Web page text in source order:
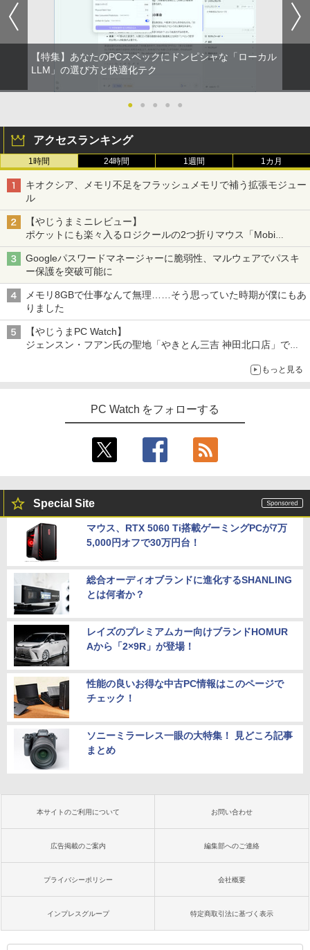
BRUCE WAYNE feat. Flo Milli, ATL Jacob
[Explicit]
￥250
On My Road (Stadium ver.)
BUGS LIFE
On My Road (Stadium ver.)
￥250
by Amazon 天然水 ラベルレス 500ml ×24本
富士山の天然水 バナジウム含有 水 ミネラル
ウォーター ペットボトル 静岡県産 500ミリリ
ットル (Smart Basic)
￥1,380
by Amazon 天然水ラベルレス 2L×9本
￥1,117
by Amazon 炭酸水 ラベルレス 500ml ×24本
art Basic)
￥1,625
コカ・コーラ やかんの麦茶 from 爽健美茶 ラ
ベルレス 650mlPET×24本
異世界居酒屋「のぶ」(22) (角川コミックス・
エース)
￥832
HUNTER×HUNTER モノクロ版 39 (ジャンプ
コミックスDIGITAL)
￥572
スーパーの裏でヤニ吸うふたり 9巻 (デジタル
版ビッグガンガンコミックス)
￥810
ONE PIECE モノクロ版 115 (ジャンプコミッ
クスDIGITAL)
￥594
novo 300e Chromebook 2nd Gen 81M
B0034JP Bランク【日曜日以外即日発
送】【送料無料】
￥5,380
MS限定クーポンあり! 高性能 第10世代 C
ートパソコン Windows11 SSD換装対応
中古パソコン ノート Windows11 おまか
せパソコン 無線LAN DVDドライブ Offic
e付き ノートパソコン 中古 パソコン ノ
3
【1500円OFFクーポン】ノートパソコン
中古パソコン 12.1インチ SSD256GB メ
付き Windows11 Panasonic レッツノー
ト Let's note CF-SV7 中古ノートパソコ
古PC 中古ノート SSD1TB
￥23,800
&WEBカメラ搭載】ノートパソコン 2in1
タブレットPC 13.3インチ SSD128GB メ
ice付き Windows11 東芝 dynabook D8
3 ノートパソコン 中古 PC パソコン 中古
￥24,800
【中古】【モニターにムラあり・激安ご
モリー8GB / Windows11 / USB / micro
SD / type-C / Bluetooth / HDMI / ACア
ダプター / MS-office搭載
￥29,800
dows11 Microsoft Office2024 Dell Opt
iPlex 3070 第9世代 Core i3-9100T 無線
LAN USB3.0
￥22,980
Dell OptiPlex 3050 SFF 第7世代 Core i
DMI Windows11 デスクトップパソコン
中古パソコン
￥32,800
3
【マラソンセール期間中ポイント5倍】中
古デスクトップパソコン 第10世代 Core i
5 メモリ8GB SSD500GB DVDマルチ Wi
ndows11 NEC Mate MRT29L-7 初期設
定済 すぐ使える 送料無料 90日保証
￥33,980
4
【ポイント10倍】美品 HP 400 G6 SF 9
世代 Core i5 9500 メモリ8GB 16GB 32
き デスクトップパソコン 中古パソコン P
搭載 選択可 8世代 10世代 DELL 1311a
新品｜インテル 第14世代 Core i5-4590 i
5 i7-14700F｜ SSD 256GB～2TB｜メモ
リ 8～64GB DDR4/5｜ デスクトップPC
2年保証 激安 高性能 ゲーム 本体のみ PC
￥45,700
ネル ミニ D-sub VGA DisplayPort ディ
スプレイ【中古】
￥4,400
2
JAPANNEXT｜ジャパンネクスト モニタ
ーアームガス式液晶ディスプレイアーム
直 水平 多関節 JN-GB12SV JN-GB12SV
JN-GB12SV
￥5,437
3
HP フレームレス モニター 23.8インチ P
24v G4 IPSパネル フルHD HDMI VGA 中
古モニター
￥7,700
モバイルディスプレイ 自立型 1920*1080
FHD ポータブルモニター IPS液晶パネル
薄型 軽量 持ち運び 壁掛けに対応 Switc
SBType-C/標準HDMI対応【選べる種
￥8,980
モバイルモニター 10.5インチ FHD1280P
ype-C/mini HDMI接続可 ゲーム機/携帯
電話/PC/Mac対応
￥8,999
路傍のフジイ（7） （ビッグ コミック
￥880
3
ミウラ折り小冊子付き 宇宙兄弟（46）
山 宙哉 ]
￥2,139
4
自分の思いを言葉にする こどもアウトプ
￥1,650
【特集】あなたのPCスペックにドンピシャな「ローカル
LLM」の選び方と快適化テク
● ● ● ● ●
アクセスランキング
1時間 24時間 1週間 1カ月
キオクシア、メモリ不足をフラッシュメモリで補う拡張モジュー
ル
【やじうまミニレビュー】
ポケットにも楽々入るロジクールの2つ折りマウス「Mobi
Fold」。その気になるギミックとは？
Googleパスワードマネージャーに脆弱性、マルウェアでパスキ
ー保護を突破可能に
メモリ8GBで仕事なんて無理……そう思っていた時期が僕にもあ
りました
【やじうまPC Watch】
ジェンスン・フアン氏の聖地「やきとん三吉 神田北口店」で
～コース名を変更したのはNVIDIAに怒られたからではないもっと見る
PC Watch をフォローする
Special Site
マウス、RTX 5060 Ti搭載ゲーミングPCが7万
5,000円オフで30万円台！
総合オーディオブランドに進化するSHANLING
とは何者か？
レイズのプレミアムカー向けブランドHOMUR
Aから「2×9R」が登場！
性能の良いお得な中古PC情報はこのページで
チェック！
ソニーミラーレス一眼の大特集！ 見どころ記事
まとめ
本サイトのご利用について お問い合わせ
広告掲載のご案内 編集部へのご連絡
プライバシーポリシー 会社概要
インプレスグループ 特定商取引法に基づく表示